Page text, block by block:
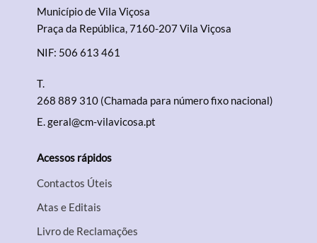
Termo de Pesquisa
Categorias gerais
Filtros
Município de Vila Viçosa
Praça da República, 7160-207 Vila Viçosa
NIF: 506 613 461
T.
268 889 310 (Chamada para número fixo nacional)
E.geral@cm-vilavicosa.pt
Acessos rápidos
Contactos Úteis
Atas e Editais
Livro de Reclamações